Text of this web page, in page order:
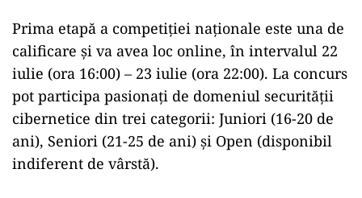
Prima etapă a competiţiei naţionale este una de
calificare şi va avea loc online, în intervalul 22
iulie (ora 16:00) – 23 iulie (ora 22:00). La concurs
pot participa pasionaţi de domeniul securităţii
cibernetice din trei categorii: Juniori (16-20 de
ani), Seniori (21-25 de ani) şi Open (disponibil
indiferent de vârstă).